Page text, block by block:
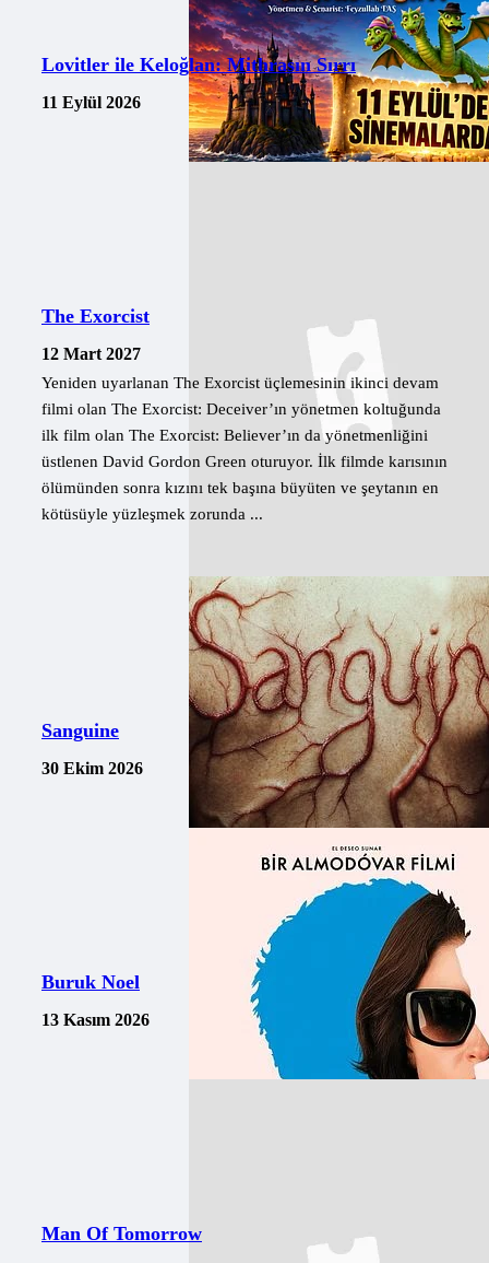
Lovitler ile Keloğlan: Mithrasın Sırrı
11 Eylül 2026
The Exorcist
12 Mart 2027
Yeniden uyarlanan The Exorcist üçlemesinin ikinci devam
filmi olan The Exorcist: Deceiver’ın yönetmen koltuğunda
ilk film olan The Exorcist: Believer’ın da yönetmenliğini
üstlenen David Gordon Green oturuyor. İlk filmde karısının
ölümünden sonra kızını tek başına büyüten ve şeytanın en
kötüsüyle yüzleşmek zorunda ...
Sanguine
30 Ekim 2026
Buruk Noel
13 Kasım 2026
Man Of Tomorrow